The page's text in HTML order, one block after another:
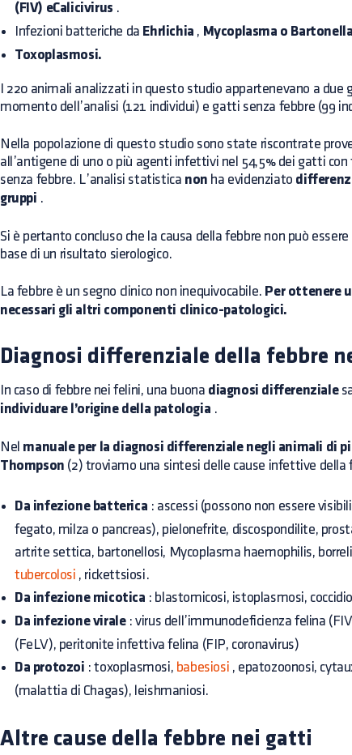
(FIV) eCalicivirus .
Infezioni batteriche da Ehrlichia , Mycoplasma o Bartonella
Toxoplasmosi.
I 220 animali analizzati in questo studio appartenevano a due
momento dell’analisi (121 individui) e gatti senza febbre (99
Nella popolazione di questo studio sono state riscontrate
all’antigene di uno o più agenti infettivi nel 54,5% dei gatti
senza febbre. L’analisi statistica non ha evidenziato
gruppi .
Si è pertanto concluso che la causa della febbre non può
base di un risultato sierologico.
La febbre è un segno clinico non inequivocabile. Per ottenere
necessari gli altri componenti clinico-patologici.
Diagnosi differenziale della febbre
In caso di febbre nei felini, una buona diagnosi differenziale
individuare l’origine della patologia .
Nel manuale per la diagnosi differenziale negli animali di
Thompson (2) troviamo una sintesi delle cause infettive della
Da infezione batterica : ascessi (possono non essere
fegato, milza o pancreas), pielonefrite, discospondilite,
artrite settica, bartonellosi, Mycoplasma haemophilis,
tubercolosi , rickettsiosi.
Da infezione micotica : blastomicosi, istoplasmosi,
Da infezione virale: virus dell’immunodeficienza felina
(FeLV), peritonite infettiva felina (FIP, coronavirus)
Da protozoi : toxoplasmosi, babesiosi , epatozoonosi,
(malattia di Chagas), leishmaniosi.
Altre cause della febbre nei gatti